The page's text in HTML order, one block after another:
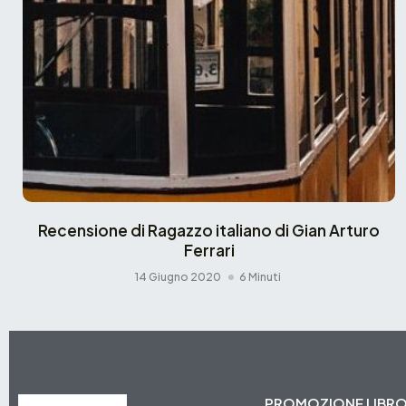
Recensione di Ragazzo italiano di Gian Arturo
Ferrari
14 Giugno 2020 6 Minuti
PROMOZIONE